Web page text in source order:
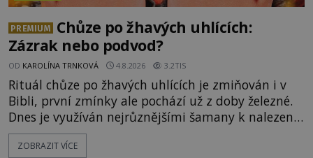
PREMIUM
Chůze po žhavých uhlících:
Zázrak nebo podvod?
OD KAROLÍNA TRNKOVÁ 4.8.2026 3.2TIS
Rituál chůze po žhavých uhlících je zmiňován i v
Bibli, první zmínky ale pochází už z doby železné.
Dnes je využíván nejrůznějšími šamany k nalezení
spirituální síly či vnitřního klidu. Jak funguje a proč
si při něm člověk nepopálí nohy, což bylo
ZOBRAZIT VÍCE